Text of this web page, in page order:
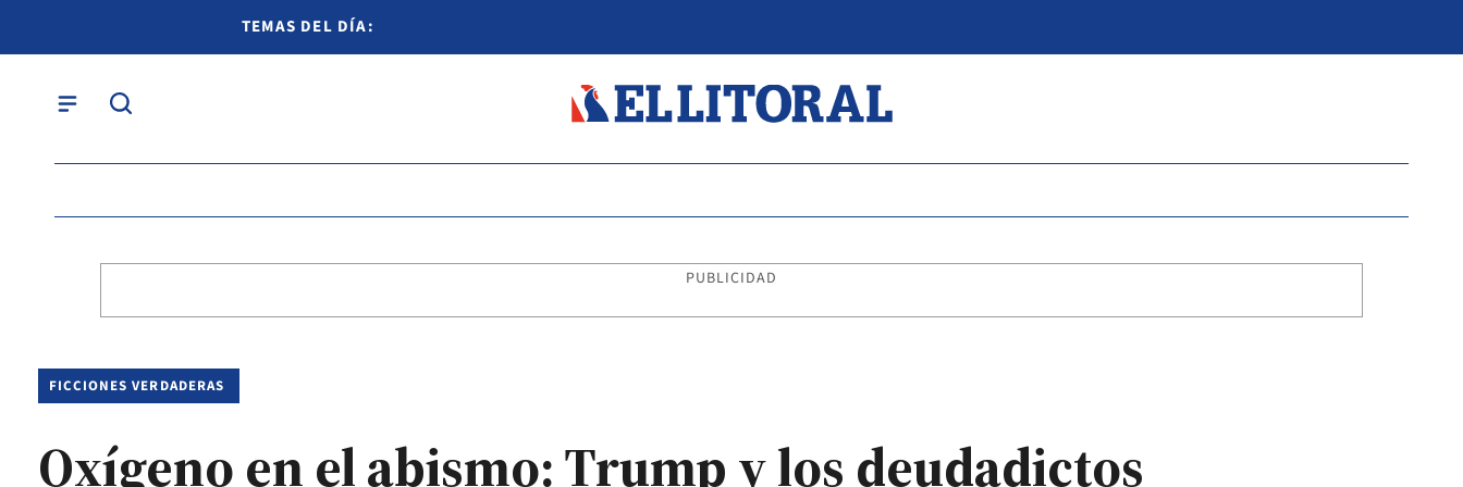
TEMAS DEL DÍA:
PUBLICIDAD
FICCIONES VERDADERAS
Oxígeno en el abismo: Trump y los deudadictos